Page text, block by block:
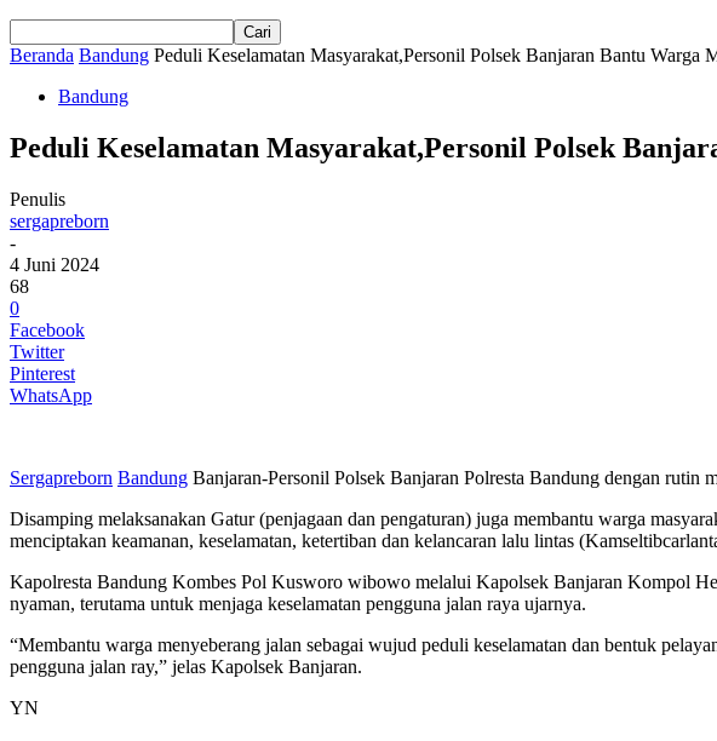
Beranda Bandung Peduli Keselamatan Masyarakat,Personil Polsek Banjaran Bantu Warga
Bandung
Peduli Keselamatan Masyarakat,Personil Polsek
Penulis
sergapreborn
-
4 Juni 2024
68
0
Facebook
Twitter
Pinterest
WhatsApp
Sergapreborn Bandung Banjaran-Personil Polsek Banjaran Polresta Bandung dengan rutin
Disamping melaksanakan Gatur (penjagaan dan pengaturan) juga membantu warga
menciptakan keamanan, keselamatan, ketertiban dan kelancaran lalu lintas
Kapolresta Bandung Kombes Pol Kusworo wibowo melalui Kapolsek Banjaran Kompol
nyaman, terutama untuk menjaga keselamatan pengguna jalan raya ujarnya.
“Membantu warga menyeberang jalan sebagai wujud peduli keselamatan dan bentuk
pengguna jalan ray,” jelas Kapolsek Banjaran.
YN